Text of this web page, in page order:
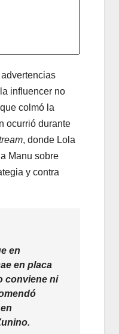
influencer no
colmó la
ocurrió durante
, donde Lola
Manu sobre
y contra
en
en placa
conviene ni